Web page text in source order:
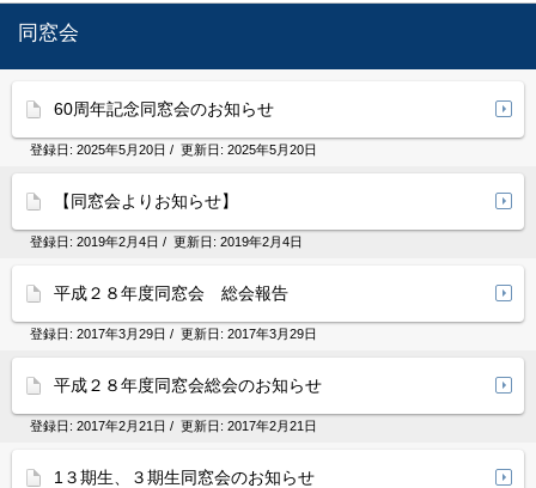
同窓会
60周年記念同窓会のお知らせ
登録日: 2025年5月20日 / 更新日: 2025年5月20日
【同窓会よりお知らせ】
登録日: 2019年2月4日 / 更新日: 2019年2月4日
平成２８年度同窓会 総会報告
登録日: 2017年3月29日 / 更新日: 2017年3月29日
平成２８年度同窓会総会のお知らせ
登録日: 2017年2月21日 / 更新日: 2017年2月21日
1３期生、３期生同窓会のお知らせ